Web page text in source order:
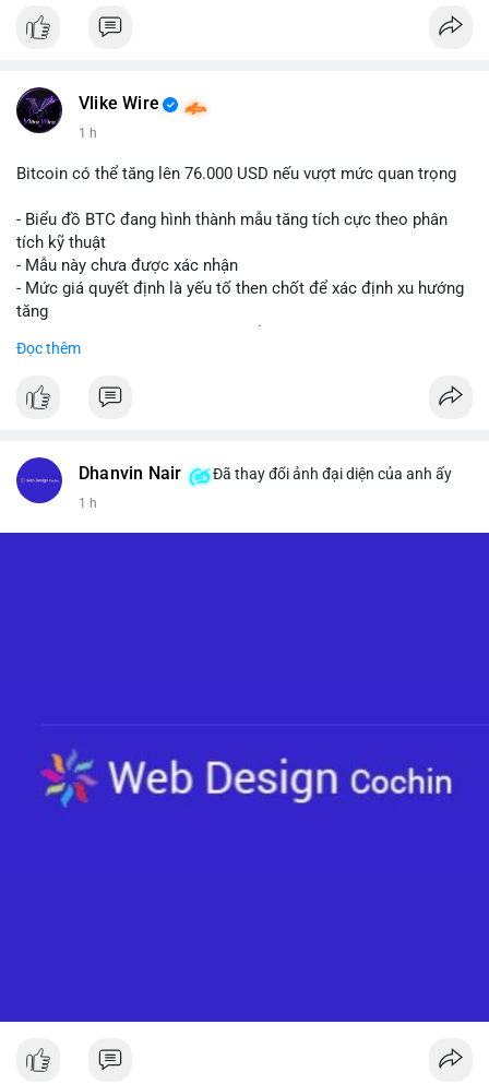
Vlike Wire
1 h
Bitcoin có thể tăng lên 76.000 USD nếu vượt mức quan trọng
- Biểu đồ BTC đang hình thành mẫu tăng tích cực theo phân
tích kỹ thuật
- Mẫu này chưa được xác nhận
- Mức giá quyết định là yếu tố then chốt để xác định xu hướng
tăng
#vlikevn #titanbot
Đọc thêm
Dhanvin Nair Đã thay đổi ảnh đại diện của anh ấy
1 h